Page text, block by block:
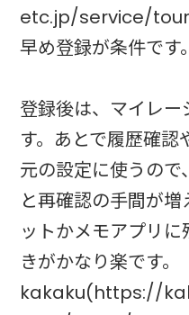
etc.jp/service/
早め登録が条件です。
登録後は、マイレ
す。あとで履歴確
元の設定に使うので
と再確認の手間が
ットかメモアプリ
きがかなり楽です。
kakaku(https://